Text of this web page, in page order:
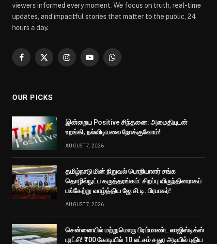
viewers informed every moment. We focus on truth, real-time
updates, and impactful stories that matter to the public, 24
hours a day.
Facebook
X
InstagramYouTubeWhatsApp
OUR PICKS
இன்றைய Positive சிந்தனை: அமைதியுடன்
உறங்கி, நல்விடியலை நோக்குவோம்!
AUGUST 7, 2026
தமிழ்நாடு மின் நிறுவல் பொறியாளர் சங்க
தொழில்நுட்ப கருத்தரங்கம்: சிறப்பு விருந்தினராகப்
பங்கேற்று வாழ்த்திய ஜே.சி.டி. பிரபாகர்!
AUGUST 7, 2026
சென்னையில் மற்றுமொரு பிரம்மாண்ட லாஜிஸ்டிக்ஸ்
புரட்சி! ₹100 கோடியில் 10 லட்சம் சதுர அடியில் புதிய